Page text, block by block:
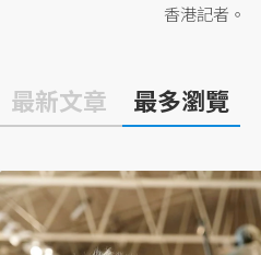
香港記者。
最新文章 最多瀏覽